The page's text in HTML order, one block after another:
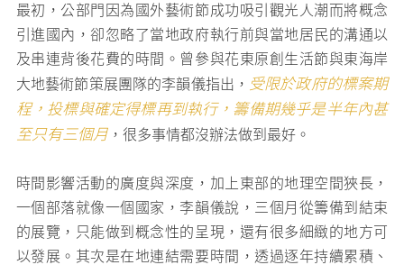
最初，公部門因為國外藝術節成功吸引觀光人潮而將概念
引進國內，卻忽略了當地政府執行前與當地居民的溝通以
及串連背後花費的時間。曾參與花東原創生活節與東海岸
大地藝術節策展團隊的李韻儀指出， 受限於政府的標案期
程，投標與確定得標再到執行，籌備期幾乎是半年內甚
至只有三個月，很多事情都沒辦法做到最好。
時間影響活動的廣度與深度，加上東部的地理空間狹長，
一個部落就像一個國家，李韻儀說，三個月從籌備到結束
的展覽，只能做到概念性的呈現，還有很多細緻的地方可
以發展。其次是在地連結需要時間，透過逐年持續累積、